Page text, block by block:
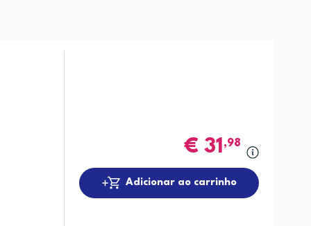
€31 ,98
Adicionar ao carrinho